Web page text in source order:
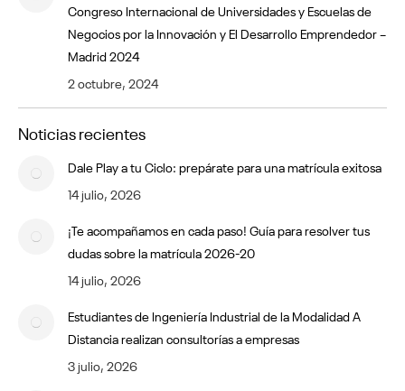
Congreso Internacional de Universidades y Escuelas de
Negocios por la Innovación y El Desarrollo Emprendedor –
Madrid 2024
2 octubre, 2024
Noticias recientes
Dale Play a tu Ciclo: prepárate para una matrícula exitosa
14 julio, 2026
¡Te acompañamos en cada paso! Guía para resolver tus
dudas sobre la matrícula 2026-20
14 julio, 2026
Estudiantes de Ingeniería Industrial de la Modalidad A
Distancia realizan consultorías a empresas
3 julio, 2026